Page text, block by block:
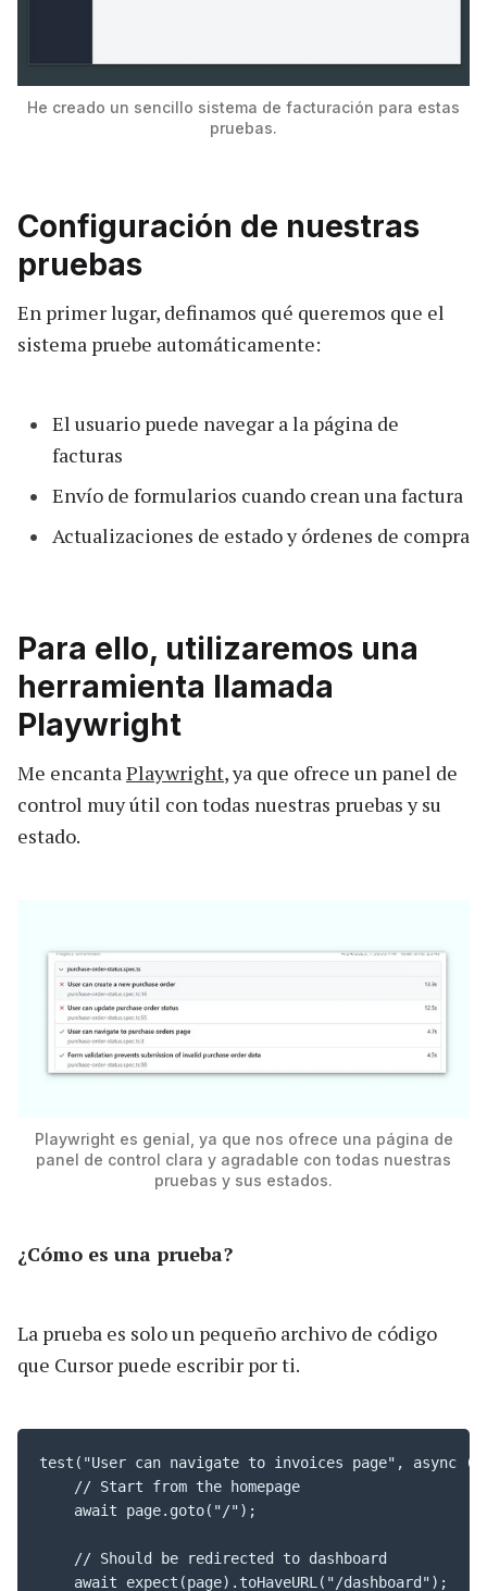
He creado un sencillo sistema de facturación para estas
pruebas.
Configuración de nuestras
pruebas
En primer lugar, definamos qué queremos que el
sistema pruebe automáticamente:
El usuario puede navegar a la página de
facturas
Envío de formularios cuando crean una factura
Actualizaciones de estado y órdenes de compra
Para ello, utilizaremos una
herramienta llamada
Playwright
Me encantaPlaywright, ya que ofrece un panel de
control muy útil con todas nuestras pruebas y su
estado.
Playwright es genial, ya que nos ofrece una página de
panel de control clara y agradable con todas nuestras
pruebas y sus estados.
¿Cómo es una prueba?
La prueba es solo un pequeño archivo de código
que Cursor puede escribir por ti.
test("User can navigate to invoices page", async
    // Start from the homepage
    await page.goto("/");
    // Should be redirected to dashboard
    await expect(page).toHaveURL("/dashboard");